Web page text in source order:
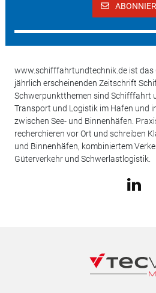
www.schifffahrtundtechnik.de ist das
jährlich erscheinenden Zeitschrift
Schwerpunktthemen sind Schifffahrt
Transport und Logistik im Hafen und
zwischen See- und Binnenhäfen.
recherchieren vor Ort und schreiben
und Binnenhäfen, kombiniertem
Güterverkehr und Schwerlastlogistik.